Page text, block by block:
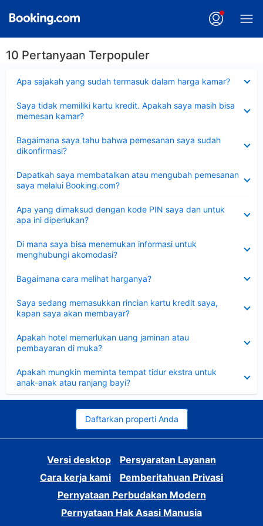
10 Pertanyaan Terpopuler
Apa sajakah yang sudah termasuk dalam harga kamar?
Saya tidak memiliki kartu kredit. Apakah saya masih bisa
memesan kamar?
Bagaimana saya tahu bahwa pemesanan saya sudah
dikonfirmasi?
Dapatkah saya membatalkan atau mengubah pemesanan
saya melalui Booking.com?
Apa yang dimaksud dengan kode PIN saya dan untuk
apa ini diperlukan?
Di mana saya bisa menemukan informasi untuk
menghubungi akomodasi?
Bagaimana cara melihat harganya?
Saya sedang memasukkan rincian kartu kredit saya,
kapan saya akan membayar?
Apakah hotel memerlukan uang jaminan atau
pembayaran di muka?
Apakah mungkin meminta tempat tidur ekstra untuk
anak-anak atau ranjang bayi?
Daftarkan properti Anda
Versi desktop
Persyaratan Layanan
Cara kerja kami
Pemberitahuan Privasi
Pernyataan Perbudakan Modern
Pernyataan Hak Asasi Manusia